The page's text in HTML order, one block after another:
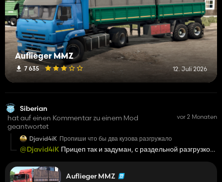
Auflieger MMZ
7 635 12. Juli 2026
Siberian
hat auf einen Kommentar zu einem Mod
geantwortet
vor 2 Monaten
Djavid4iK Пропиши что бы два кузова разгружало
@Djavid4iK Прицеп так и задуман, с раздельной разгрузкой
Auflieger MMZ